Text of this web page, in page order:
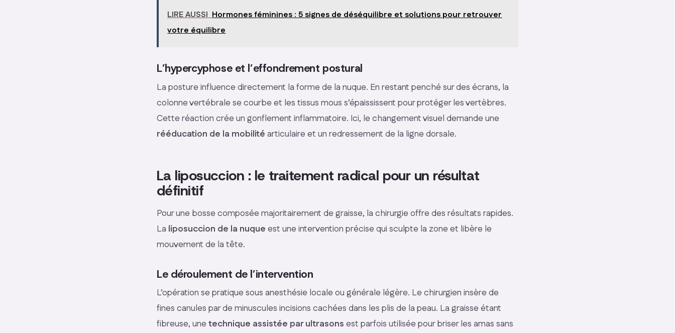
LIRE AUSSI Hormones féminines : 5 signes de déséquilibre et solutions pour retrouver
votre équilibre
L’hypercyphose et l’effondrement postural
La posture influence directement la forme de la nuque. En restant penché sur des écrans, la
colonne vertébrale se courbe et les tissus mous s’épaississent pour protéger les vertèbres.
Cette réaction crée un gonflement inflammatoire. Ici, le changement visuel demande une
rééducation de la mobilité articulaire et un redressement de la ligne dorsale.
La liposuccion : le traitement radical pour un résultat
définitif
Pour une bosse composée majoritairement de graisse, la chirurgie offre des résultats rapides.
La liposuccion de la nuque est une intervention précise qui sculpte la zone et libère le
mouvement de la tête.
Le déroulement de l’intervention
L’opération se pratique sous anesthésie locale ou générale légère. Le chirurgien insère de
fines canules par de minuscules incisions cachées dans les plis de la peau. La graisse étant
fibreuse, unetechnique assistée par ultrasons est parfois utilisée pour briser les amas sans